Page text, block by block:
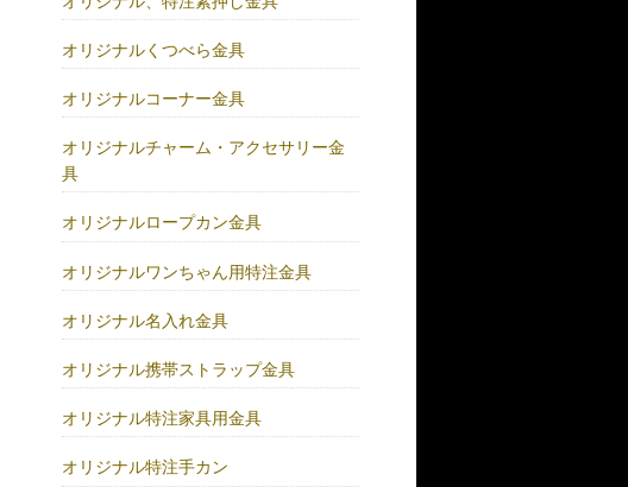
オリジナルくつべら金具
オリジナルコーナー金具
オリジナルチャーム・アクセサリー金
具
オリジナルロープカン金具
オリジナルワンちゃん用特注金具
オリジナル名入れ金具
オリジナル携帯ストラップ金具
オリジナル特注家具用金具
オリジナル特注手カン